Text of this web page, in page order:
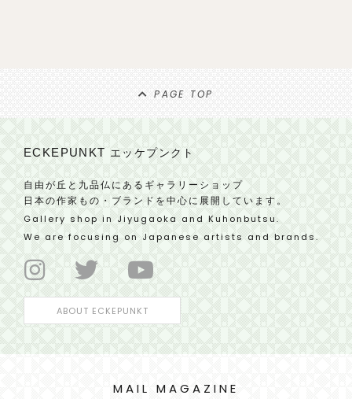
PAGE TOP
ECKEPUNKTエッケプンクト
自由が丘と九品仏にあるギャラリーショップ
日本の作家もの・ブランドを中心に展開しています。
Gallery shop in Jiyugaoka and Kuhonbutsu.
We are focusing on Japanese artists and brands.
ABOUT ECKEPUNKT
MAIL MAGAZINE